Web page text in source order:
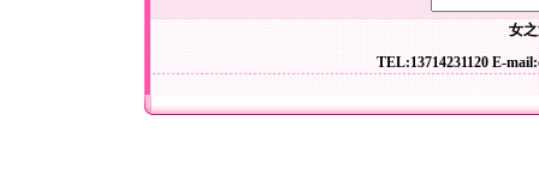
女
TEL:13714231120 E-mail: